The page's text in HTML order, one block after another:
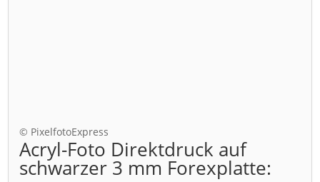
© PixelfotoExpress
Acryl-Foto Direktdruck auf
schwarzer 3 mm Forexplatte: